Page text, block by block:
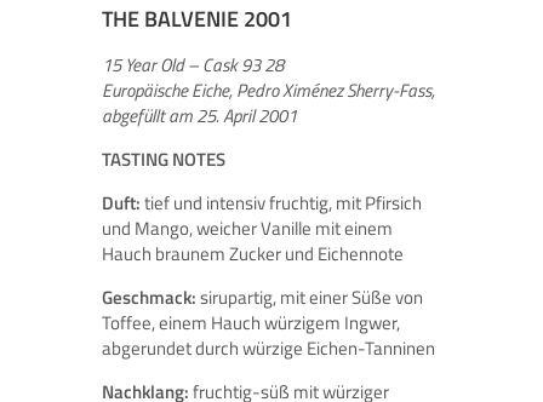
THE BALVENIE 2001
15 Year Old – Cask 93 28
Europäische Eiche, Pedro Ximénez Sherry-Fass,
abgefüllt am 25. April 2001
TASTING NOTES
Duft:tief und intensiv fruchtig, mit Pfirsich
und Mango, weicher Vanille mit einem
Hauch braunem Zucker und Eichennote
Geschmack:sirupartig, mit einer Süße von
Toffee, einem Hauch würzigem Ingwer,
abgerundet durch würzige Eichen-Tanninen
Nachklang:fruchtig-süß mit würziger